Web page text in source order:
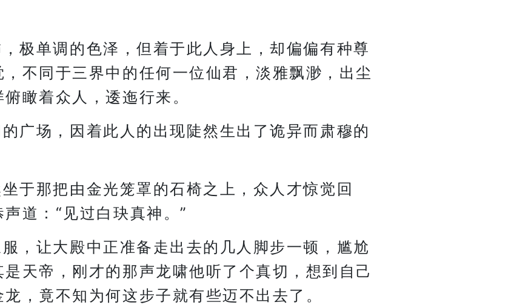
极单调的色泽，但着于此人身上，却偏偏有种尊
不同于三界中的任何一位仙君，淡雅飘渺，出尘
瞰着众人，逶迤行来。
广场，因着此人的出现陡然生出了诡异而肃穆的
于那把由金光笼罩的石椅之上，众人才惊觉回
道：“见过白玦真神。”
，让大殿中正准备走出去的几人脚步一顿，尴尬
天帝，刚才的那声龙啸他听了个真切，想到自己
，竟不知为何这步子就有些迈不出去了。